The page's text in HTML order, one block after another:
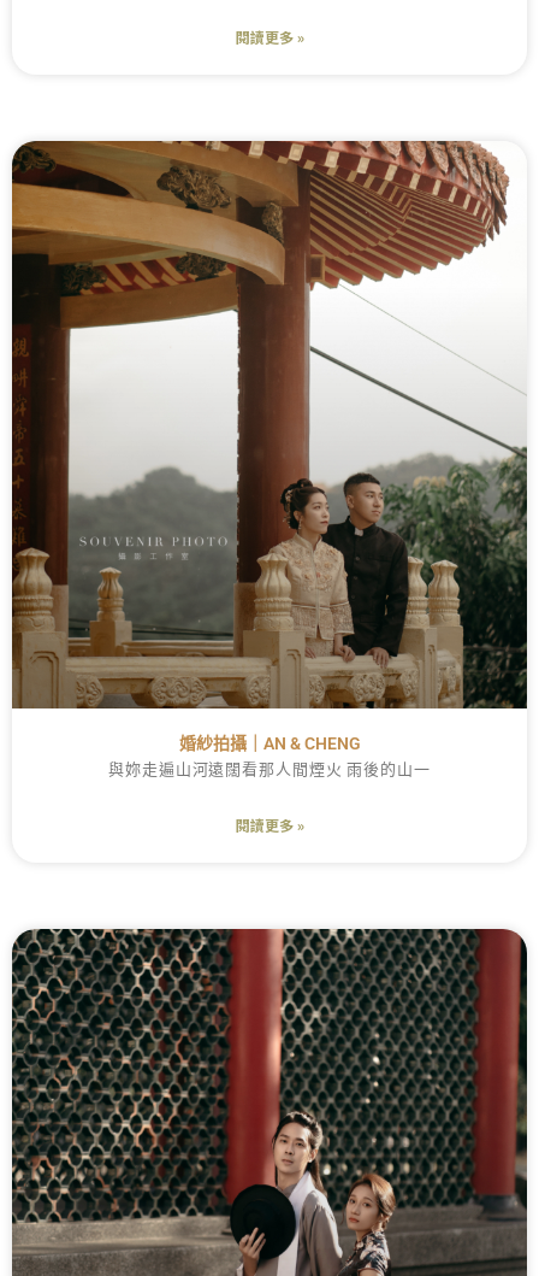
閱讀更多 »
婚紗拍攝｜AN & CHENG
與妳走遍山河遠闊看那人間煙火 雨後的山一
閱讀更多 »